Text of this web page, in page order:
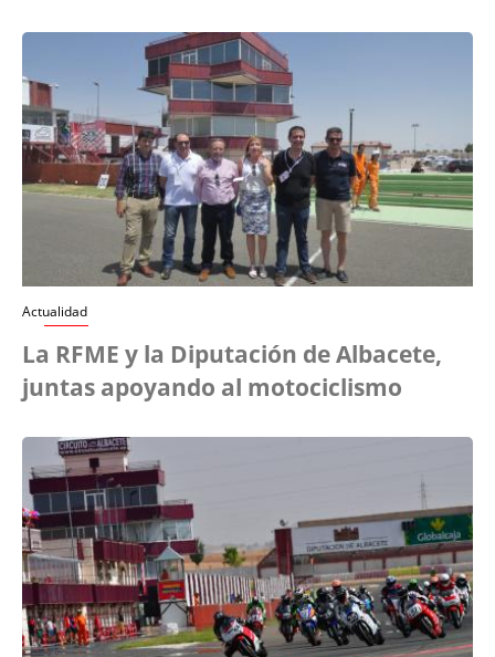
Actualidad
La RFME y la Diputación de Albacete,
juntas apoyando al motociclismo